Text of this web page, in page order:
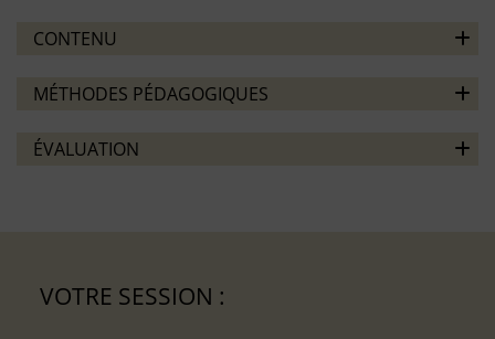
CONTENU
MÉTHODES PÉDAGOGIQUES
ÉVALUATION
VOTRE SESSION :